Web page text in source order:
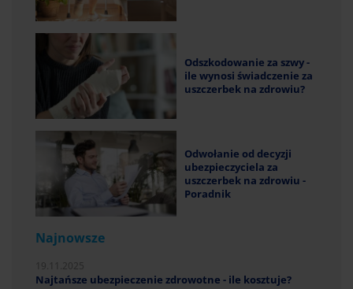
Odszkodowanie za szwy -
ile wynosi świadczenie za
uszczerbek na zdrowiu?
Odwołanie od decyzji
ubezpieczyciela za
uszczerbek na zdrowiu -
Poradnik
Najnowsze
Najtańsze ubezpieczenie zdrowotne - ile kosztuje?